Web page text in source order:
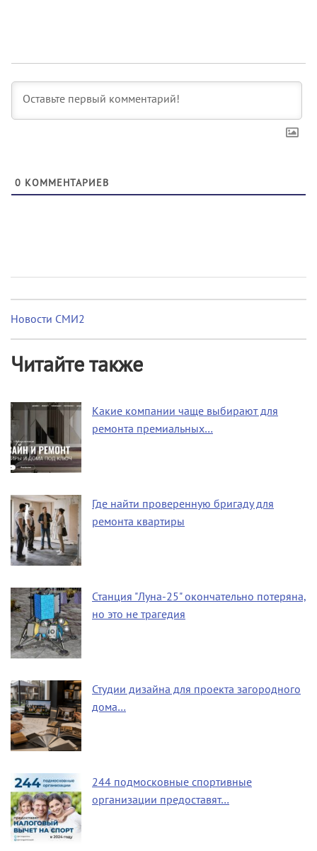
0 КОММЕНТАРИЕВ
Новости СМИ2
Читайте также
Какие компании чаще выбирают для
ремонта премиальных…
Где найти проверенную бригаду для
ремонта квартиры
Станция "Луна-25" окончательно потеряна,
но это не трагедия
Студии дизайна для проекта загородного
дома…
244 подмосковные спортивные
организации предоставят…